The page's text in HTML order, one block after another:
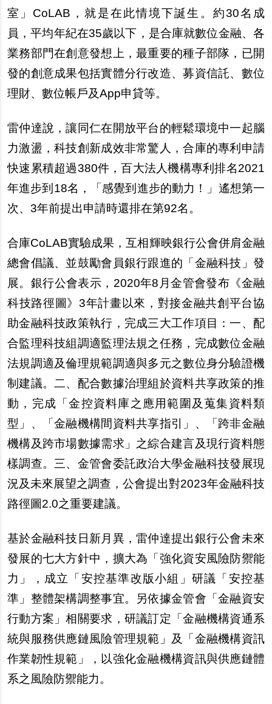
室」CoLAB，就是在此情境下誕生。約30名成
員，平均年紀在35歲以下，是合庫就數位金融、各
業務部門在創意發想上，最重要的種子部隊，已開
發的創意成果包括實體分行改造、募資信託、數位
理財、數位帳戶及App申貸等。
雷仲達說，讓同仁在開放平台的輕鬆環境中一起腦
力激盪，科技創新成效非常驚人，合庫的專利申請
快速累積超過380件，百大法人機構專利排名2021
年進步到18名，「感覺到進步的動力！」遙想第一
次、3年前提出申請時還排在第92名。
合庫CoLAB實驗成果，互相輝映銀行公會併肩金融
總會倡議、並鼓勵會員銀行跟進的「金融科技」發
展。銀行公會表示，2020年8月金管會發布《金融
科技路徑圖》3年計畫以來，對接金融共創平台協
助金融科技政策執行，完成三大工作項目：一、配
合監理科技組調適監理法規之任務，完成數位金融
法規調適及倫理規範調適與多元之數位身分驗證機
制建議。二、配合數據治理組於資料共享政策的推
動，完成「金控資料庫之應用範圍及蒐集資料類
型」、「金融機構間資料共享指引」、「跨非金融
機構及跨市場數據需求」之綜合建言及現行資料態
樣調查。三、金管會委託政治大學金融科技發展現
況及未來展望之調查，公會提出對2023年金融科技
路徑圖2.0之重要建議。
基於金融科技日新月異，雷仲達提出銀行公會未來
發展的七大方針中，擴大為「強化資安風險防禦能
力」，成立「安控基準改版小組」研議「安控基
準」整體架構調整事宜。另依據金管會「金融資安
行動方案」相關要求，研議訂定「金融機構資通系
統與服務供應鏈風險管理規範」及「金融機構資訊
作業韌性規範」，以強化金融機構資訊與供應鏈體
系之風險防禦能力。